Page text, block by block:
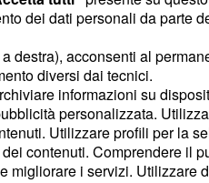
dei dati personali da parte
destra), acconsenti al
diversi dai tecnici.
informazioni su
personalizzata.
Utilizzare profili per la
contenuti. Comprendere il
i servizi. Utilizzare